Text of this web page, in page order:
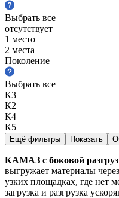
Выбрать все
отсутствует
1 место
2 места
Поколение
Выбрать все
К3
К2
К4
К5
Ещё фильтры Показать
КАМАЗ с боковой
выгружает материалы
узких площадках, где нет
загрузка и разгрузка